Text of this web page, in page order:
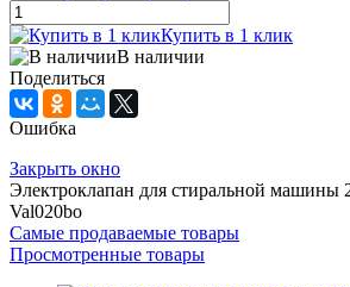
Купить в 1 клик
В наличии
Поделиться
Ошибка
Закрыть окно
Электроклапан для стиральной машины
Val020bo
Самые продаваемые товары
Просмотренные товары